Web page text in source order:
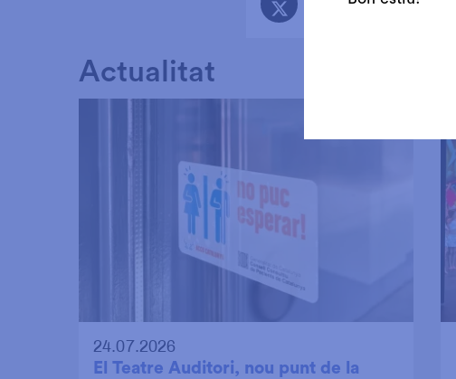
Actualitat
24.07.2026
El Teatre Auditori, nou punt de la